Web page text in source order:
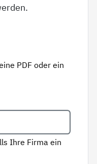
PDF oder ein
Ihre Firma ein